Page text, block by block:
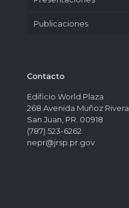
Publicaciones
Contacto
Edificio World Plaza
268 Avenida Muñoz Rivera,
San Juan, PR. 00918
(787) 523-6262
nepr@jrsp.pr.gov